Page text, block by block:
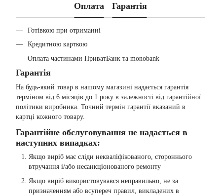
Оплата Гарантія
Готівкою при отриманні
Кредитною карткою
Оплата частинами ПриватБанк та monobank
Гарантія
На будь-який товар в нашому магазині надається гарантія
терміном від 6 місяців до 1 року в залежності від гарантійної
політики виробника. Точний термін гарантії вказаний в
картці кожного товару.
Гарантійне обслуговування не надається в
наступних випадках:
Якщо виріб має сліди некваліфікованого, стороннього
втручання і/або несанкціонованого ремонту
Якщо виріб використовувався неправильно, не за
призначенням або всупереч правил, викладених в